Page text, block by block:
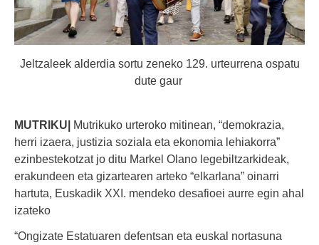
Jeltzaleek alderdia sortu zeneko 129. urteurrena ospatu
dute gaur
MUTRIKU| Mutrikuko urteroko mitinean, “demokrazia,
herri izaera, justizia soziala eta ekonomia lehiakorra”
ezinbestekotzat jo ditu Markel Olano legebiltzarkideak,
erakundeen eta gizartearen arteko “elkarlana” oinarri
hartuta, Euskadik XXI. mendeko desafioei aurre egin ahal
izateko
“Ongizate Estatuaren defentsan eta euskal nortasuna